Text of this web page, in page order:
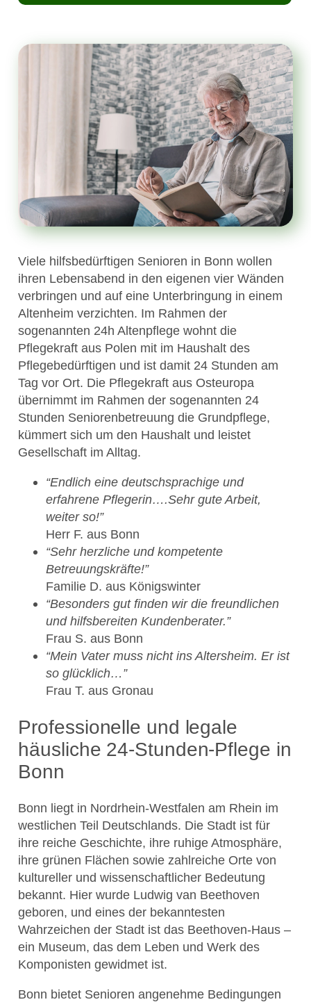
Viele hilfsbedürftigen Senioren in Bonn wollen
ihren Lebensabend in den eigenen vier Wänden
verbringen und auf eine Unterbringung in einem
Altenheim verzichten. Im Rahmen der
sogenannten 24h Altenpflege wohnt die
Pflegekraft aus Polen mit im Haushalt des
Pflegebedürftigen und ist damit 24 Stunden am
Tag vor Ort. Die Pflegekraft aus Osteuropa
übernimmt im Rahmen der sogenannten 24
Stunden Seniorenbetreuung die Grundpflege,
kümmert sich um den Haushalt und leistet
Gesellschaft im Alltag.
“Endlich eine deutschsprachige und
erfahrene Pflegerin….Sehr gute Arbeit,
weiter so!”
Herr F. aus Bonn
“Sehr herzliche und kompetente
Betreuungskräfte!”
Familie D. aus Königswinter
“Besonders gut finden wir die freundlichen
und hilfsbereiten Kundenberater.”
Frau S. aus Bonn
“Mein Vater muss nicht ins Altersheim. Er ist
so glücklich…”
Frau T. aus Gronau
Professionelle und legale
häusliche 24-Stunden-Pflege in
Bonn
Bonn liegt in Nordrhein-Westfalen am Rhein im
westlichen Teil Deutschlands. Die Stadt ist für
ihre reiche Geschichte, ihre ruhige Atmosphäre,
ihre grünen Flächen sowie zahlreiche Orte von
kultureller und wissenschaftlicher Bedeutung
bekannt. Hier wurde Ludwig van Beethoven
geboren, und eines der bekanntesten
Wahrzeichen der Stadt ist das Beethoven-Haus –
ein Museum, das dem Leben und Werk des
Komponisten gewidmet ist.
Bonn bietet Senioren angenehme Bedingungen